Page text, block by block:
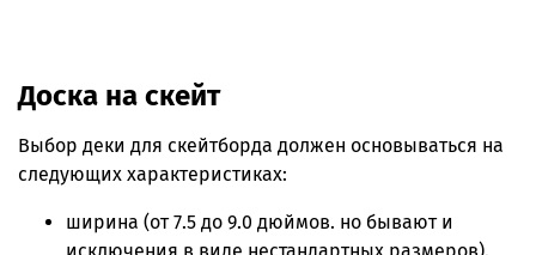
Доска на скейт
Выбор деки для скейтборда должен основываться на
следующих характеристиках:
ширина (от 7.5 до 9.0 дюймов. но бывают и